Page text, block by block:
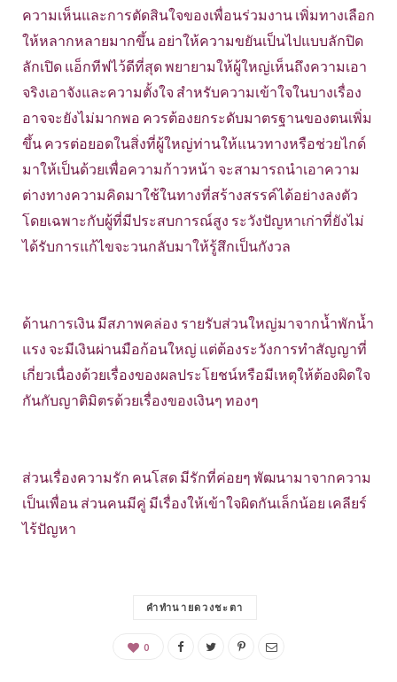
ความเห็นและการตัดสินใจของเพื่อนร่วมงาน เพิ่มทางเลือก
ให้หลากหลายมากขึ้น อย่าให้ความขยันเป็นไปแบบลักปิด
ลักเปิด แอ็กทีฟไว้ดีที่สุด พยายามให้ผู้ใหญ่เห็นถึงความเอา
จริงเอาจังและความตั้งใจ สำหรับความเข้าใจในบางเรื่อง
อาจจะยังไม่มากพอ ควรต้องยกระดับมาตรฐานของตนเพิ่ม
ขึ้น ควรต่อยอดในสิ่งที่ผู้ใหญ่ท่านให้แนวทางหรือช่วยไกด์
มาให้เป็นด้วยเพื่อความก้าวหน้า จะสามารถนำเอาความ
ต่างทางความคิดมาใช้ในทางที่สร้างสรรค์ได้อย่างลงตัว
โดยเฉพาะกับผู้ที่มีประสบการณ์สูง ระวังปัญหาเก่าที่ยังไม่
ได้รับการแก้ไขจะวนกลับมาให้รู้สึกเป็นกังวล
ด้านการเงิน มีสภาพคล่อง รายรับส่วนใหญ่มาจากน้ำพักน้ำ
แรง จะมีเงินผ่านมือก้อนใหญ่ แต่ต้องระวังการทำสัญญาที่
เกี่ยวเนื่องด้วยเรื่องของผลประโยชน์หรือมีเหตุให้ต้องผิดใจ
กันกับญาติมิตรด้วยเรื่องของเงินๆ ทองๆ
ส่วนเรื่องความรัก คนโสด มีรักที่ค่อยๆ พัฒนามาจากความ
เป็นเพื่อน ส่วนคนมีคู่ มีเรื่องให้เข้าใจผิดกันเล็กน้อย เคลียร์
ไร้ปัญหา
คำทำนายดวงชะตา
0